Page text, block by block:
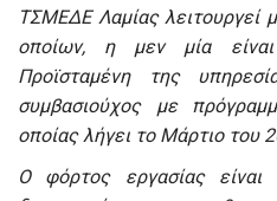
ΤΣΜΕΔΕ Λαμίας λειτουργεί
οποίων, η μεν μία
Προϊσταμένη της
συμβασιούχος με
οποίας λήγει το Μάρτιο του
Ο φόρτος εργασίας είναι